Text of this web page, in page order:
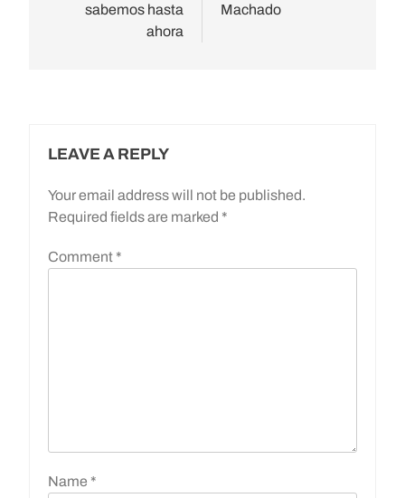
sabemos hasta
ahora
Machado
LEAVE A REPLY
Your email address will not be published.
Required fields are marked *
Comment *
Name *